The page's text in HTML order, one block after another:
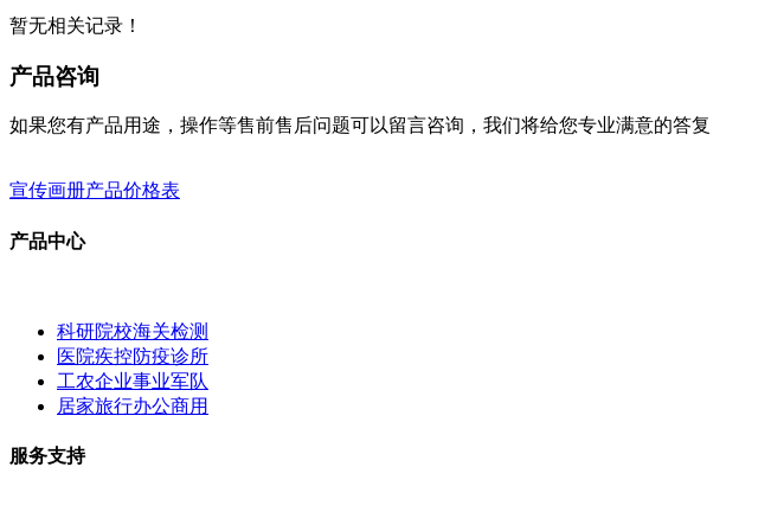
暂无相关记录！
产品咨询
如果您有产品用途，操作等售前售后问题可以留言咨询，我们将给您专业满意的答复
宣传画册产品价格表
产品中心
科研院校海关检测
医院疾控防疫诊所
工农企业事业军队
居家旅行办公商用
服务支持